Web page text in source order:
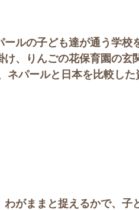
ルの子ども達が通う学校
、りんごの花保育園の玄
パールと日本を比較した
がままと捉えるかで、子